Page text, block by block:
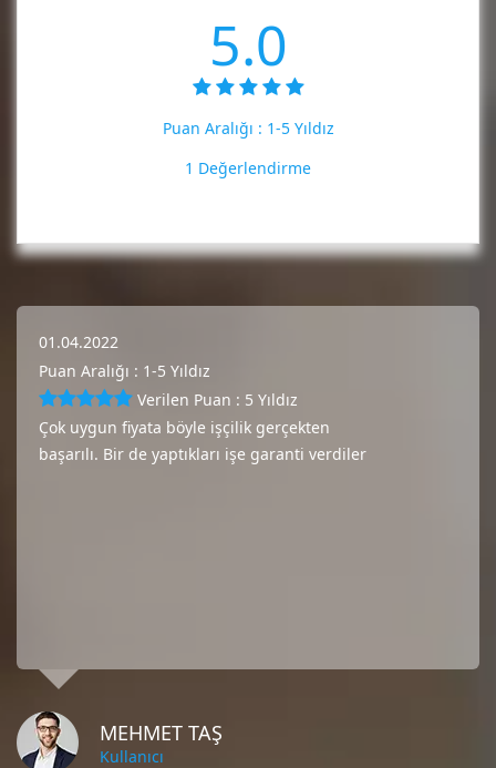
5.0
Puan Aralığı : 1-5 Yıldız
1 Değerlendirme
01.04.2022
Puan Aralığı : 1-5 Yıldız
Verilen Puan : 5 Yıldız
Çok uygun fiyata böyle işçilik gerçekten
başarılı. Bir de yaptıkları işe garanti verdiler
MEHMET TAŞ
Kullanıcı